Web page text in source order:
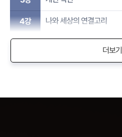
4강 나와 세상의 연결고리
더보기